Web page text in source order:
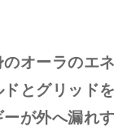
のオーラのエ
ドとグリッド
が外へ漏れ